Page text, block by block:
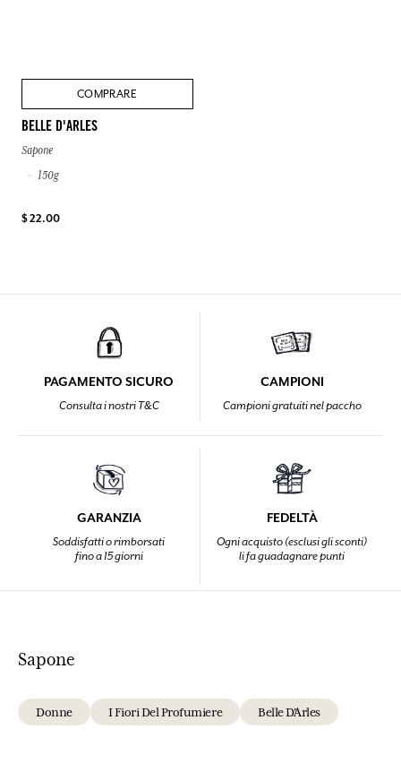
COMPRARE
BELLE D'ARLES
Sapone
150g
$ 22.00
PAGAMENTO SICURO
Consulta i nostri T&C
CAMPIONI
Campioni gratuiti nel paccho
GARANZIA
Soddisfatti o rimborsati
fino a 15 giorni
FEDELTÀ
Ogni acquisto (esclusi gli sconti)
li fa guadagnare punti
Sapone
Donne I Fiori Del Profumiere Belle D'Arles